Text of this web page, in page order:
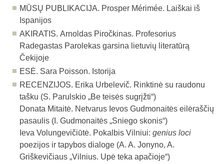
MŪSŲ PUBLIKACIJA. Prosper Mérimée. Laiškai iš
Ispanijos
AKIRATIS.Arnoldas Piročkinas. Profesorius
Radegastas Parolekas garsina lietuvių literatūrą
Čekijoje
ESĖ. Sara Poisson. Istorija
RECENZIJOS. Erika Urbelevič. Rinktinė su raudonu
tašku (S. Parulskio „Be teisės sugrįžti“)
Donata Mitaitė. Netvarus Ievos Gudmonaitės eilėraščių
pasaulis (I. Gudmonaitės „Sniego skonis“)
Ieva Volungevičiūtė. Pokalbis Vilniui:genius loci
poezijos ir tapybos dialoge (A. A. Jonyno, A.
Griškevičiaus „Vilnius. Upė teka apačioje“)